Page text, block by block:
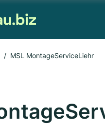
MSL MontageServiceLiehr